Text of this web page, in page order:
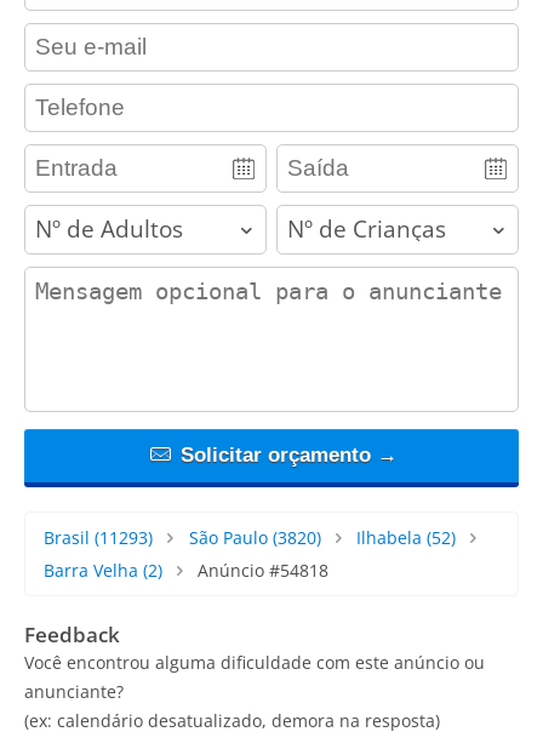
contact_email
contact_phone
adults children
contact_message
Solicitar orçamento →
Brasil (11293) São Paulo(3820) Ilhabela (52)
Barra Velha (2) Anúncio #54818
Feedback
Você encontrou alguma dificuldade com este anúncio ou
anunciante?
(ex: calendário desatualizado, demora na resposta)